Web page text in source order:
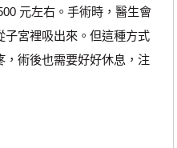
元左右。手術時，醫生會
子宮裡吸出來。但這種方式
術後也需要好好休息，注